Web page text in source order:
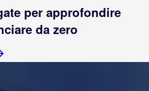
per approfondire
da zero